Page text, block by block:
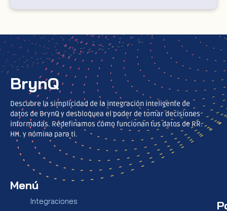
BrynQ
Descubre la simplicidad de la integración inteligente de
datos de BrynQ y desbloquea el poder de tomar decisiones
informadas. Redefinamos cómo funcionan tus datos de RR.
HH. y nómina para ti.
Menú
Integraciones